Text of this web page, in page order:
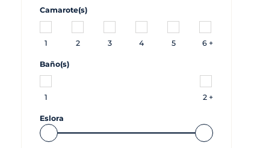
Camarote(s)
1 2 3 4 5 6 +
Baño(s)
1 2 +
Eslora